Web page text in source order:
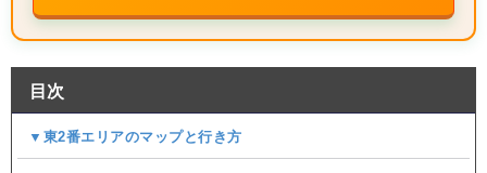
目次
▼東2番エリアのマップと行き方